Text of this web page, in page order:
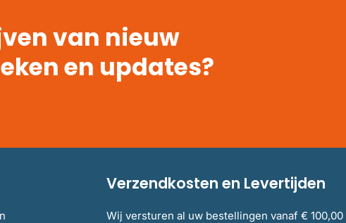
van nieuw
en updates?
Verzendkosten en Levertijden
Wij versturen al uw bestellingen vanaf €